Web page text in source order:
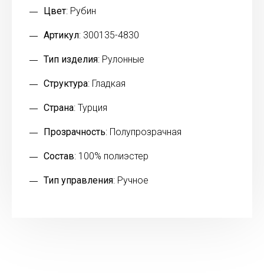
Цвет: Рубин
Артикул: 300135-4830
Тип изделия: Рулонные
Структура: Гладкая
Страна: Турция
Прозрачность: Полупрозрачная
Состав: 100% полиэстер
Тип управления: Ручное